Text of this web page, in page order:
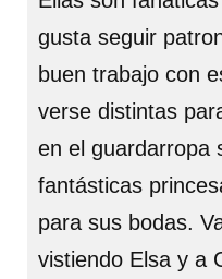
gusta seguir
buen trabajo con
verse distintas
en el guardarropa
fantásticas
para sus bodas.
vistiendo Elsa y a